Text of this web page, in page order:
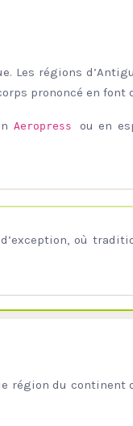
régions
prononcé en font
Aeropressou en
où
région du